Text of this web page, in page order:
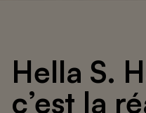
Hella S.
c’est la